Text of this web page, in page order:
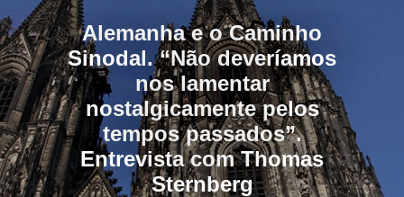
Alemanha e o Caminho
Sinodal. “Não deveríamos
nos lamentar
nostalgicamente pelos
tempos passados”.
Entrevista com Thomas
Sternberg